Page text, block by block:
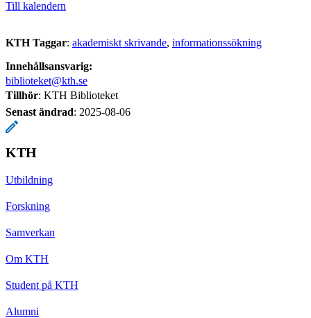
Till kalendern
KTH Taggar: akademiskt skrivande informationssökning
Innehållsansvarig:
biblioteket@kth.se
Tillhör: KTH Biblioteket
Senast ändrad: 2025-08-06
KTH
Utbildning
Forskning
Samverkan
Om KTH
Student på KTH
Alumni